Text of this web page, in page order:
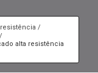
alta resistência